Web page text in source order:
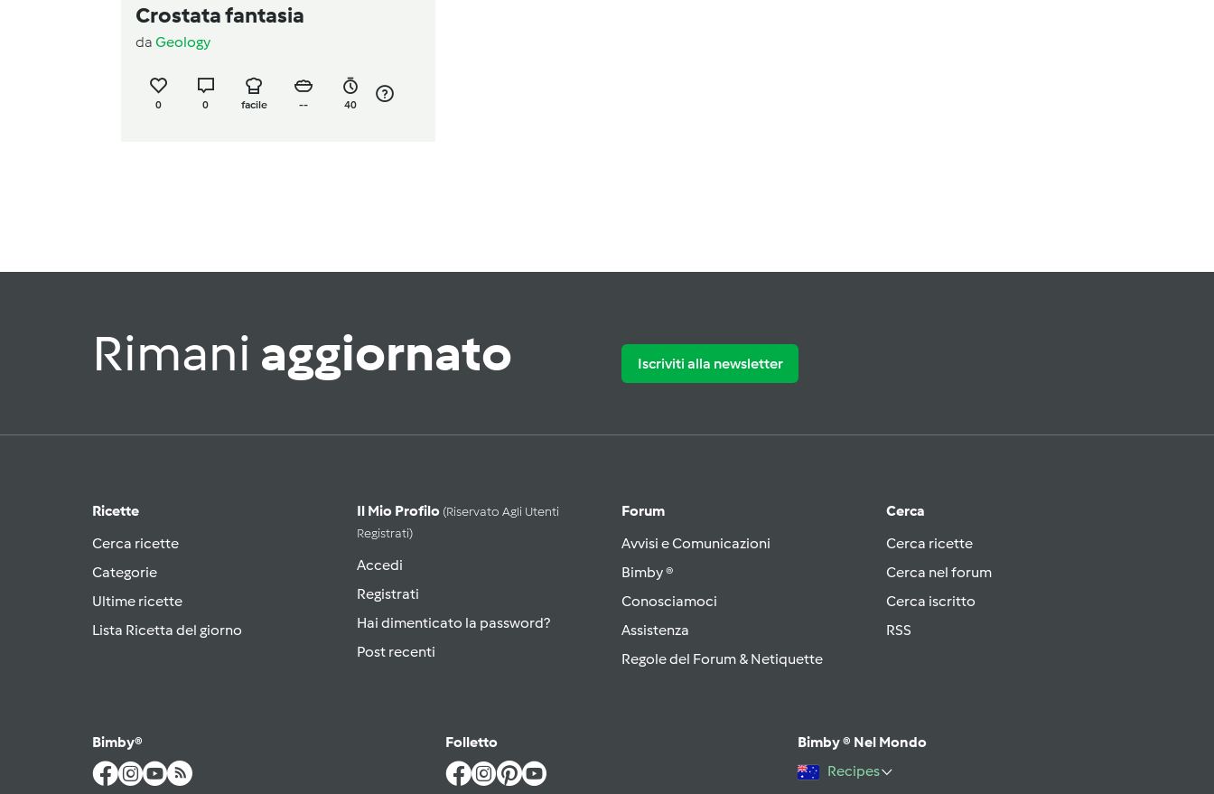
Crostata fantasia
da Geology
0 0 facile -- 40
Rimani aggiornato Iscriviti alla newsletter
Ricette
Cerca ricette
Categorie
Ultime ricette
Lista Ricetta del giorno
Il Mio Profilo (riservato Agli Utenti
Registrati)
Accedi
Registrati
Hai dimenticato la password?
Post recenti
Forum
Avvisi e Comunicazioni
Bimby ®
Conosciamoci
Assistenza
Regole del Forum & Netiquette
Cerca
Cerca ricette
Cerca nel forum
Cerca iscritto
RSS
Bimby® Folletto
Bimby ® Nel Mondo
Recipes